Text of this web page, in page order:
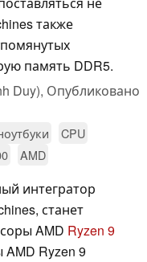
также
память DDR5.
Duy), Опубликовано
CPU
AMD
интегратор
станет
AMD Ryzen 9
Ryzen 9